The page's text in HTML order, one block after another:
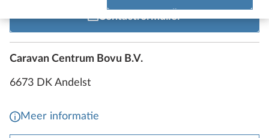
Contactformulier
Caravan Centrum Bovu B.V.
6673 DK Andelst
Meer informatie